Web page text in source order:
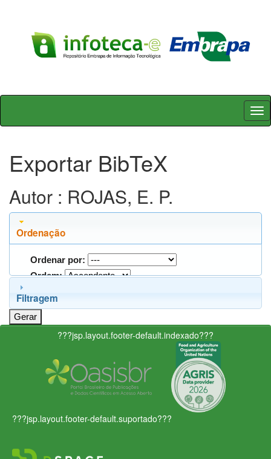
Skip
Exportar BibTeX
Autor : ROJAS, E. P.
Ordenação
Ordenar por:
Ordem:
Filtragem
???jsp.layout.footer-default.indexado???
???jsp.layout.footer-default.suportado???